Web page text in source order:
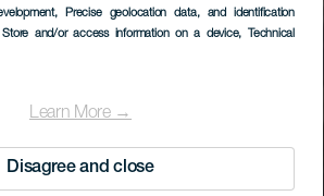
, Precise geolocation data, and identification
and/or access information on a device, Technical
Learn More →
Disagree and close